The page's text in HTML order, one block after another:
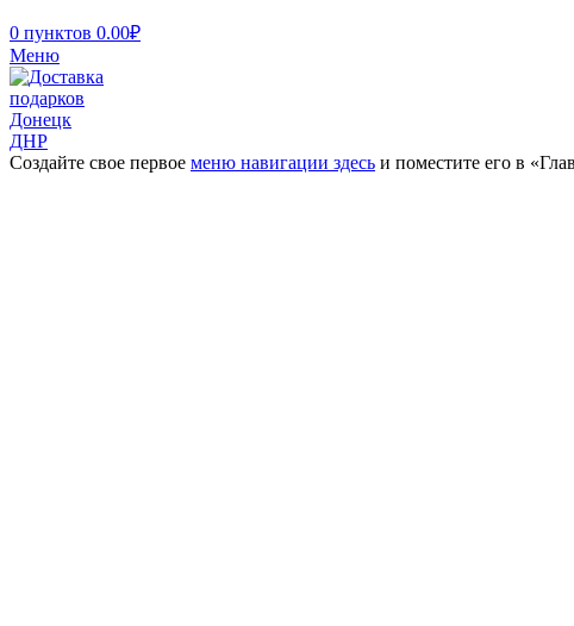
0 пунктов 0.00₽
Меню
Создайте свое первое меню навигации здесь и поместите его в